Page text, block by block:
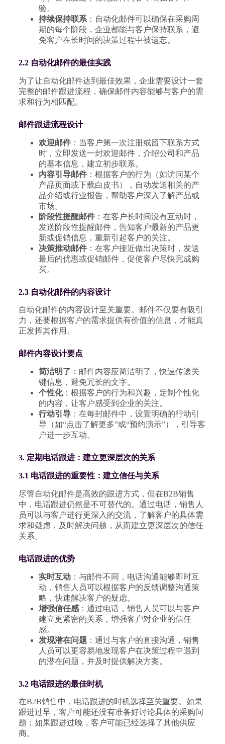
验。
持续保持联系：自动化邮件可以确保在采购周
期的每个阶段，企业都能与客户保持联系，避
免客户在长时间的决策过程中被遗忘。
2.2 自动化邮件的最佳实践
为了让自动化邮件达到最佳效果，企业需要设计一套
完整的邮件跟进流程，确保邮件内容能够与客户的需
求和行为相匹配。
邮件跟进流程设计
欢迎邮件：当客户第一次注册或留下联系方式
时，立即发送一封欢迎邮件，介绍公司和产品
的基本信息，建立初步联系。
内容引导邮件：根据客户的行为（如访问某个
产品页面或下载白皮书），自动发送相关的产
品介绍或行业报告，帮助客户深入了解产品或
市场。
阶段性提醒邮件：在客户长时间没有互动时，
发送阶段性提醒邮件，告知客户最新的产品更
新或促销信息，重新引起客户的关注。
决策推动邮件：在客户接近做出决策时，发送
最后的优惠或促销邮件，促使客户尽快完成购
买。
2.3 自动化邮件的内容设计
自动化邮件的内容设计至关重要。邮件不仅要有吸引
力，还要根据客户的需求提供有价值的信息，才能真
正发挥其作用。
邮件内容设计要点
简洁明了 ：邮件内容应简洁明了，快速传递关
键信息，避免冗长的文字。
个性化：根据客户的行为和兴趣，定制个性化
的内容，让客户感受到企业的关注。
行动引导：在每封邮件中，设置明确的行动引
导（如“点击了解更多”或“预约演示”），引导客
户进一步互动。
3. 定期电话跟进：建立更深层次的关系
3.1 电话跟进的重要性：建立信任与关系
尽管自动化邮件是高效的跟进方式，但在B2B销售
中，电话跟进仍然是不可替代的。通过电话，销售人
员可以与客户进行更深入的交流，了解客户的具体需
求和疑虑，及时解决问题，从而建立更深层次的信任
关系。
电话跟进的优势
实时互动：与邮件不同，电话沟通能够即时互
动，销售人员可以根据客户的反馈调整沟通策
略，快速解决客户的疑虑。
增强信任感：通过电话，销售人员可以与客户
建立更紧密的关系，增强客户对企业的信任
感。
发现潜在问题：通过与客户的直接沟通，销售
人员可以更容易地发现客户在决策过程中遇到
的潜在问题，并及时提供解决方案。
3.2 电话跟进的最佳时机
在B2B销售中，电话跟进的时机选择至关重要。如果
跟进过早，客户可能还没有准备好讨论具体的采购问
题；如果跟进过晚，客户可能已经选择了其他供应
商。